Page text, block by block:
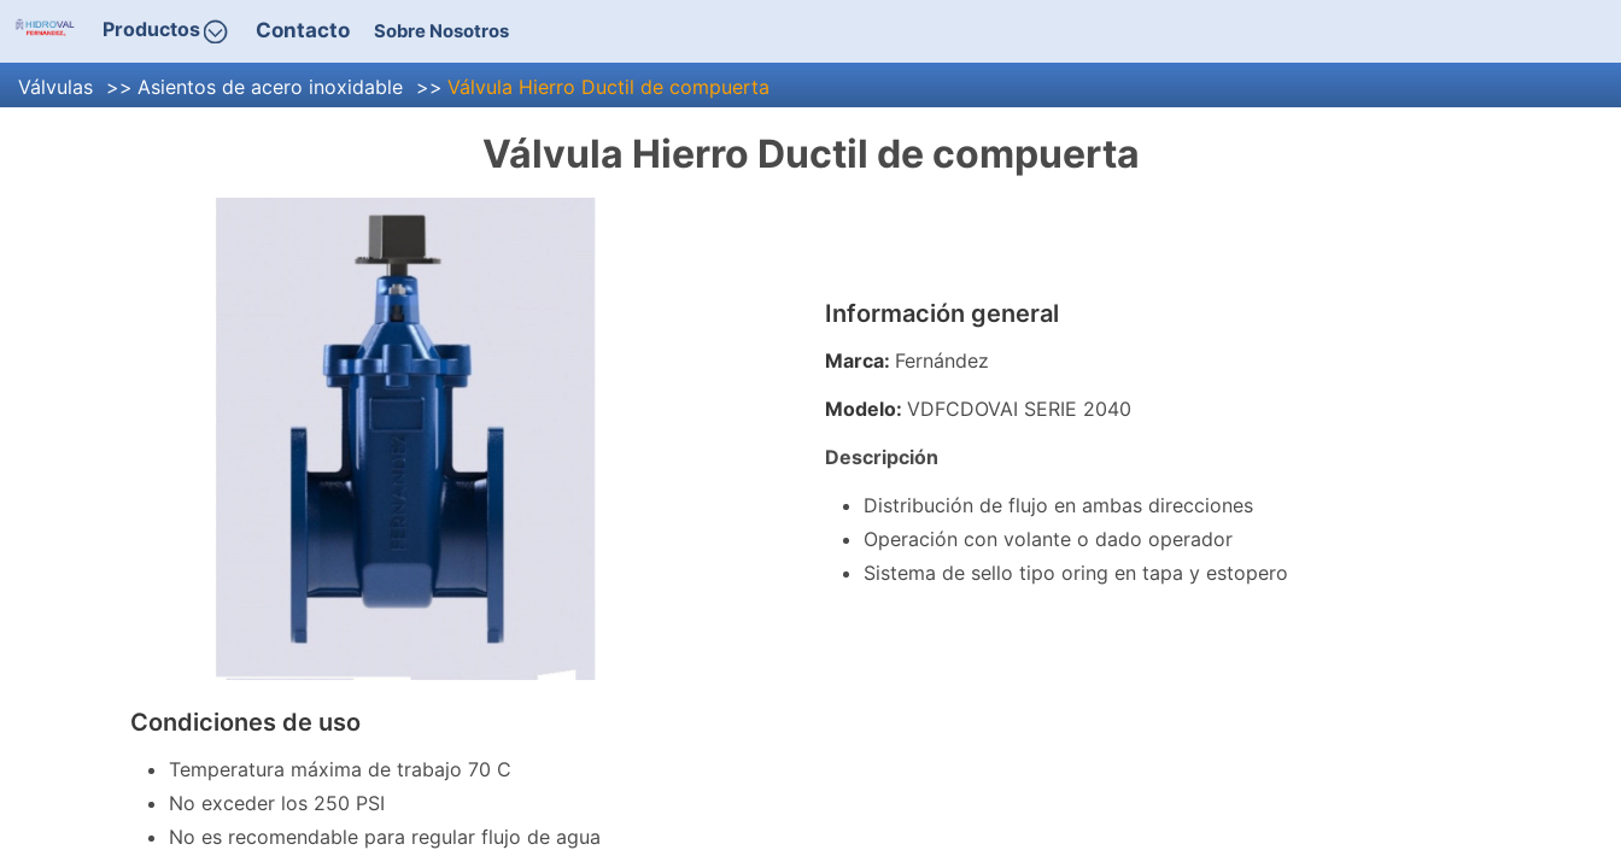
Productos Contacto Sobre Nosotros
Válvulas Asientos de acero inoxidable Válvula Hierro Ductil de compuerta
Válvula Hierro Ductil de compuerta
Información general
Marca: Fernández
Modelo: VDFCDOVAI SERIE 2040
Descripción
Distribución de flujo en ambas direcciones
Operación con volante o dado operador
Sistema de sello tipo oring en tapa y estopero
Condiciones de uso
Temperatura máxima de trabajo 70 C
No exceder los 250 PSI
No es recomendable para regular flujo de agua